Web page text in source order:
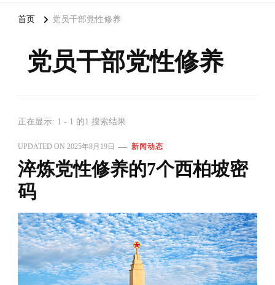
首页 党员干部党性修养
党员干部党性修养
正在显示: 1 - 1 的1 搜索结果
UPDATED ON 2025年8月19日 新闻动态
淬炼党性修养的7个西柏坡密
码